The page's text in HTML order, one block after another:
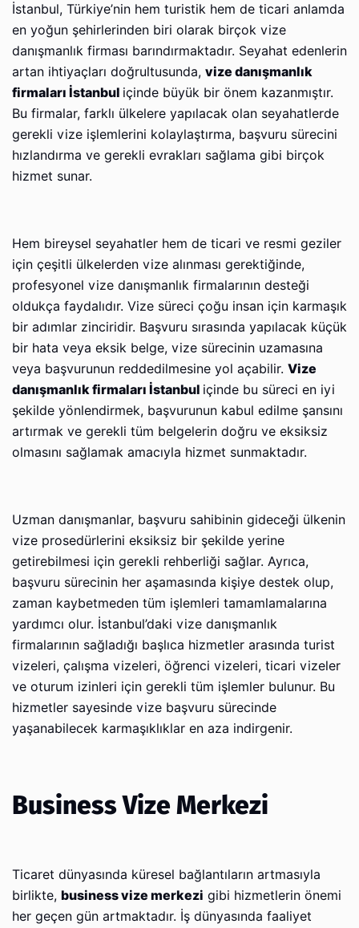
İstanbul, Türkiye’nin hem turistik hem de ticari anlamda
en yoğun şehirlerinden biri olarak birçok vize
danışmanlık firması barındırmaktadır. Seyahat edenlerin
artan ihtiyaçları doğrultusunda, vize danışmanlık
firmaları İstanbul içinde büyük bir önem kazanmıştır.
Bu firmalar, farklı ülkelere yapılacak olan seyahatlerde
gerekli vize işlemlerini kolaylaştırma, başvuru sürecini
hızlandırma ve gerekli evrakları sağlama gibi birçok
hizmet sunar.
Hem bireysel seyahatler hem de ticari ve resmi geziler
için çeşitli ülkelerden vize alınması gerektiğinde,
profesyonel vize danışmanlık firmalarının desteği
oldukça faydalıdır. Vize süreci çoğu insan için karmaşık
bir adımlar zinciridir. Başvuru sırasında yapılacak küçük
bir hata veya eksik belge, vize sürecinin uzamasına
veya başvurunun reddedilmesine yol açabilir. Vize
danışmanlık firmaları İstanbul içinde bu süreci en iyi
şekilde yönlendirmek, başvurunun kabul edilme şansını
artırmak ve gerekli tüm belgelerin doğru ve eksiksiz
olmasını sağlamak amacıyla hizmet sunmaktadır.
Uzman danışmanlar, başvuru sahibinin gideceği ülkenin
vize prosedürlerini eksiksiz bir şekilde yerine
getirebilmesi için gerekli rehberliği sağlar. Ayrıca,
başvuru sürecinin her aşamasında kişiye destek olup,
zaman kaybetmeden tüm işlemleri tamamlamalarına
yardımcı olur. İstanbul’daki vize danışmanlık
firmalarının sağladığı başlıca hizmetler arasında turist
vizeleri, çalışma vizeleri, öğrenci vizeleri, ticari vizeler
ve oturum izinleri için gerekli tüm işlemler bulunur. Bu
hizmetler sayesinde vize başvuru sürecinde
yaşanabilecek karmaşıklıklar en aza indirgenir.
Business Vize Merkezi
Ticaret dünyasında küresel bağlantıların artmasıyla
birlikte, business vize merkezi gibi hizmetlerin önemi
her geçen gün artmaktadır. İş dünyasında faaliyet